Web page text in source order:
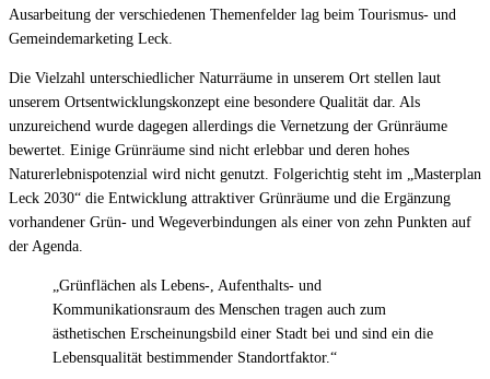
Ausarbeitung der verschiedenen Themenfelder lag beim Tourismus- und
Gemeindemarketing Leck.
Die Vielzahl unterschiedlicher Naturräume in unserem Ort stellen laut
unserem Ortsentwicklungskonzept eine besondere Qualität dar. Als
unzureichend wurde dagegen allerdings die Vernetzung der Grünräume
bewertet. Einige Grünräume sind nicht erlebbar und deren hohes
Naturerlebnispotenzial wird nicht genutzt. Folgerichtig steht im „Masterplan
Leck 2030“ die Entwicklung attraktiver Grünräume und die Ergänzung
vorhandener Grün- und Wegeverbindungen als einer von zehn Punkten auf
der Agenda.
„Grünflächen als Lebens-, Aufenthalts- und
Kommunikationsraum des Menschen tragen auch zum
ästhetischen Erscheinungsbild einer Stadt bei und sind ein die
Lebensqualität bestimmender Standortfaktor.“